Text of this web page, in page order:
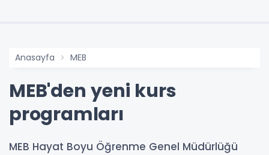
Anasayfa MEB
MEB'den yeni kurs
programları
MEB Hayat Boyu Öğrenme Genel Müdürlüğü